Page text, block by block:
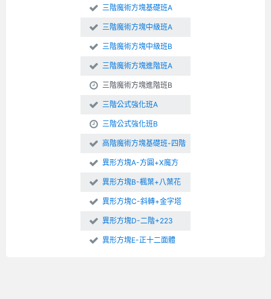
三階魔術方塊基礎班A
三階魔術方塊中級班A
三階魔術方塊中級班B
三階魔術方塊進階班A
三階魔術方塊進階班B
三階公式強化班A
三階公式強化班B
高階魔術方塊基礎班-四階
異形方塊A-方圓+X魔方
異形方塊B-楓葉+八葉花
異形方塊C-斜轉+金字塔
異形方塊D-二階+223
異形方塊E-正十二面體